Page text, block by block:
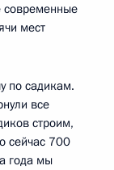
современные
мест
по садикам.
все
строим,
сейчас 700
года мы